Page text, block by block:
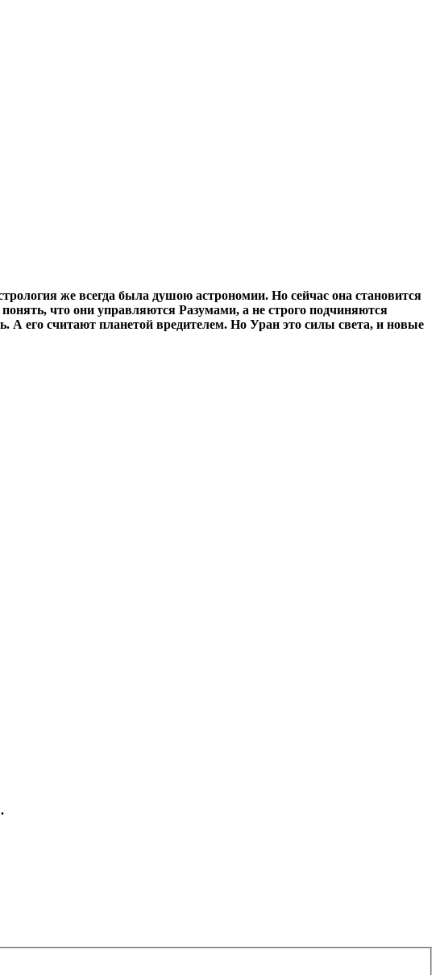
же всегда была душою астрономии. Но сейчас она становится
что они управляются Разумами, а не строго подчиняются
его считают планетой вредителем. Но Уран это силы света, и новые